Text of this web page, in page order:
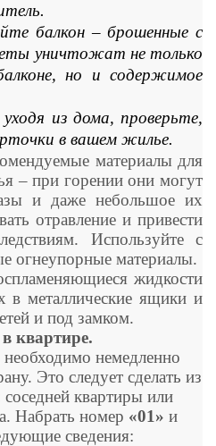
балкон – брошенные с
уничтожат не только
но и содержимое
из дома, проверьте,
в вашем жилье.
материалы для
– при горении они могут
и даже небольшое их
отравление и привести
Используйте с
огнеупорные материалы.
жидкости
в металлические ящики и
и под замком.
квартире.
немедленно
Это следует сделать из
соседней квартиры или
Набрать номер «01» и
сведения: